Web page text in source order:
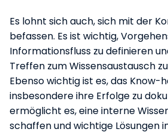
Es lohnt sich auch, sich mit der
befassen. Es ist wichtig,
Informationsfluss zu definieren
Treffen zum Wissensaustausch
Ebenso wichtig ist es, das Know-
insbesondere ihre Erfolge zu
ermöglicht es, eine interne
schaffen und wichtige Lösungen